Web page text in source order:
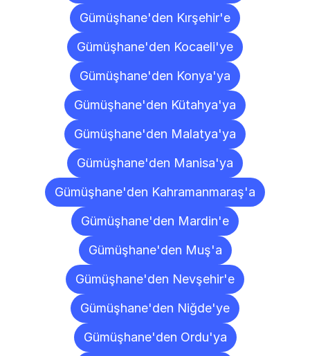
Gümüşhane'den Kırşehir'e
Gümüşhane'den Kocaeli'ye
Gümüşhane'den Konya'ya
Gümüşhane'den Kütahya'ya
Gümüşhane'den Malatya'ya
Gümüşhane'den Manisa'ya
Gümüşhane'den Kahramanmaraş'a
Gümüşhane'den Mardin'e
Gümüşhane'den Muş'a
Gümüşhane'den Nevşehir'e
Gümüşhane'den Niğde'ye
Gümüşhane'den Ordu'ya